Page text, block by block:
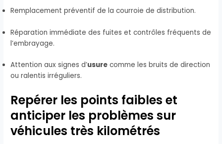
Remplacement préventif de la courroie de distribution.
Réparation immédiate des fuites et contrôles fréquents de
l’embrayage.
Attention aux signes d’usure comme les bruits de direction
ou ralentis irréguliers.
Repérer les points faibles et
anticiper les problèmes sur
véhicules très kilométrés